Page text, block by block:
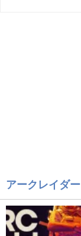
アークレイダ